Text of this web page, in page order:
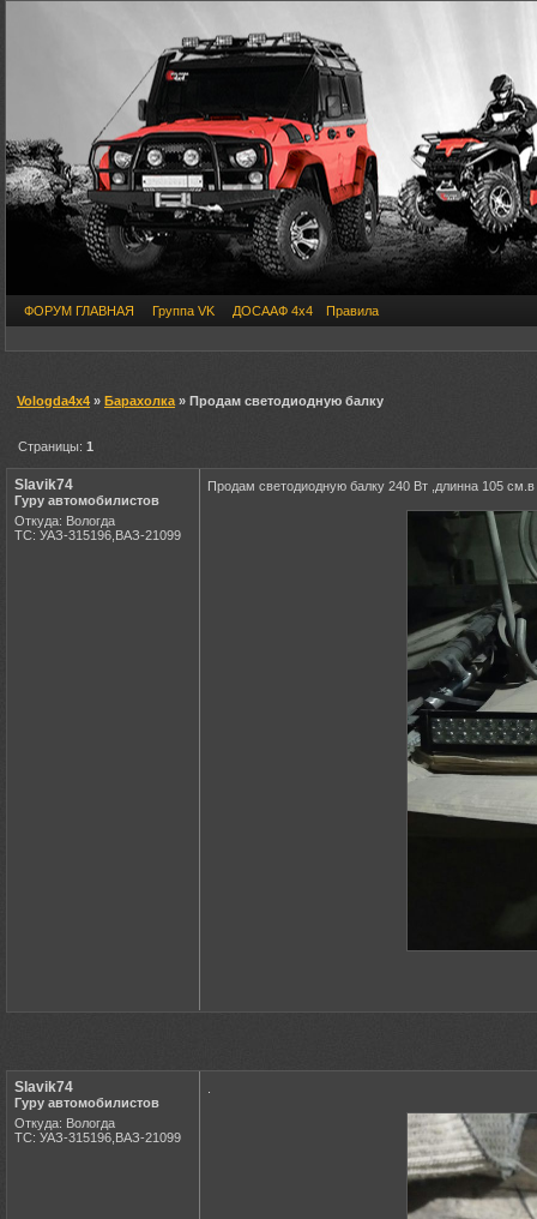
ФОРУМ ГЛАВНАЯ Группа VK ДОСААФ 4х4 Правила
Vologda4x4 » Барахолка » Продам светодиодную балку
Страницы:1
Slavik74
Гуру автомобилистов
Откуда: Вологда
ТС: УАЗ-315196,ВАЗ-21099
Продам светодиодную балку 240 Вт ,длинна 105
Slavik74
Гуру автомобилистов
Откуда: Вологда
ТС: УАЗ-315196,ВАЗ-21099